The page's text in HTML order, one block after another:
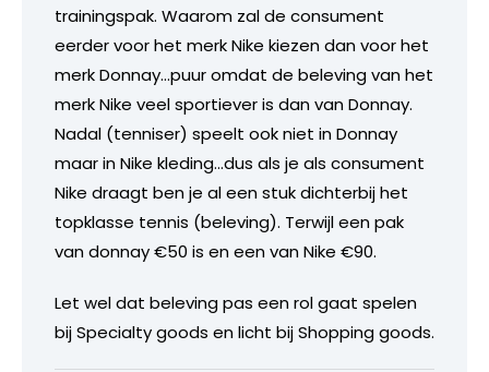
trainingspak. Waarom zal de consument
eerder voor het merk Nike kiezen dan voor het
merk Donnay…puur omdat de beleving van het
merk Nike veel sportiever is dan van Donnay.
Nadal (tenniser) speelt ook niet in Donnay
maar in Nike kleding…dus als je als consument
Nike draagt ben je al een stuk dichterbij het
topklasse tennis (beleving). Terwijl een pak
van donnay €50 is en een van Nike €90.
Let wel dat beleving pas een rol gaat spelen
bij Specialty goods en licht bij Shopping goods.